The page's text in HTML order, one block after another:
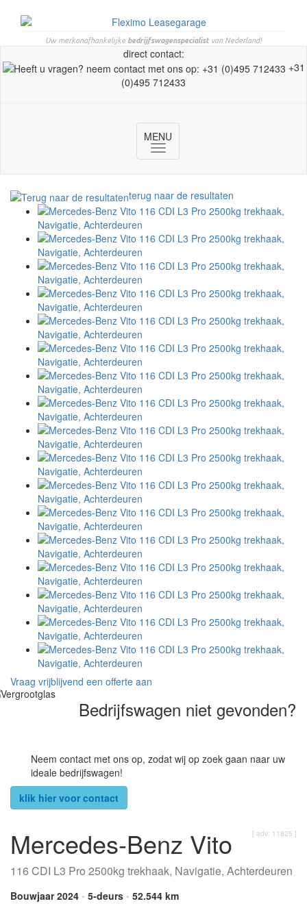
Uw merkonafhankelijke bedrijfswagenspecialistvan Nederland!
direct contact:
+31
(0)495 712433
MENU
Toggle
navigation
terug naar de resultaten
Vraag vrijblijvend een offerte aan
Bedrijfswagen niet gevonden?
Neem contact met ons op, zodat wij op zoek gaan naar uw
ideale bedrijfswagen!
klik hier voor contact
[ adv: 11825 ]
Mercedes-Benz Vito
116 CDI L3 Pro 2500kg trekhaak, Navigatie, Achterdeuren
Bouwjaar 2024 • 5-deurs • 52.544 km